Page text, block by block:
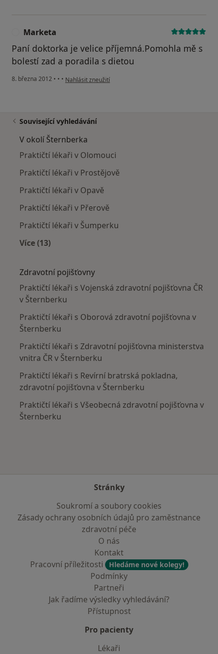
Marketa
Paní doktorka je velice příjemná.Pomohla mě s
bolestí zad a poradila s dietou
8. března 2012 • • • podle názoru uživatele Marketa
Nahlásit zneužití
Související vyhledávání
V okolí Šternberka
Praktičtí lékaři v Olomouci
Praktičtí lékaři v Prostějově
Praktičtí lékaři v Opavě
Praktičtí lékaři v Přerově
Praktičtí lékaři v Šumperku
Více (13)
Zdravotní pojišťovny
Praktičtí lékaři s Vojenská zdravotní pojišťovna ČR
v Šternberku
Praktičtí lékaři s Oborová zdravotní pojišťovna v
Šternberku
Praktičtí lékaři s Zdravotní pojišťovna ministerstva
vnitra ČR v Šternberku
Praktičtí lékaři s Revírní bratrská pokladna,
zdravotní pojišťovna v Šternberku
Praktičtí lékaři s Všeobecná zdravotní pojišťovna v
Šternberku
Stránky
Soukromí a soubory cookies
Zásady ochrany osobních údajů pro zaměstnance
zdravotní péče
O nás
Kontakt
Pracovní příležitosti
Hledáme nové kolegy!
Podmínky
Partneři
Jak řadíme výsledky vyhledávání?
Přístupnost
Pro pacienty
Lékaři